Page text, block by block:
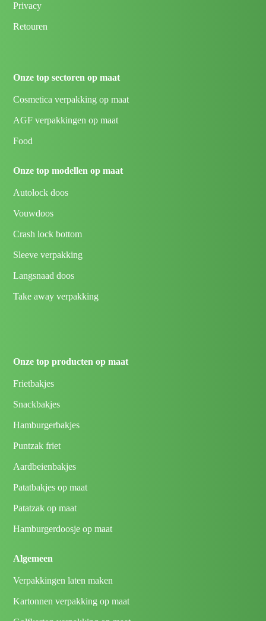
Privacy
Retouren
Onze top sectoren op maat
Cosmetica verpakking op maat
AGF verpakkingen op maat
Food
Onze top modellen op maat
Autolock doos
Vouwdoos
Crash lock bottom
Sleeve verpakking
Langsnaad doos
Take away verpakking
Onze top producten op maat
Frietbakjes
Snackbakjes
Hamburgerbakjes
Puntzak friet
Aardbeienbakjes
Patatbakjes op maat
Patatzak op maat
Hamburgerdoosje op maat
Algemeen
Verpakkingen laten maken
Kartonnen verpakking op maat